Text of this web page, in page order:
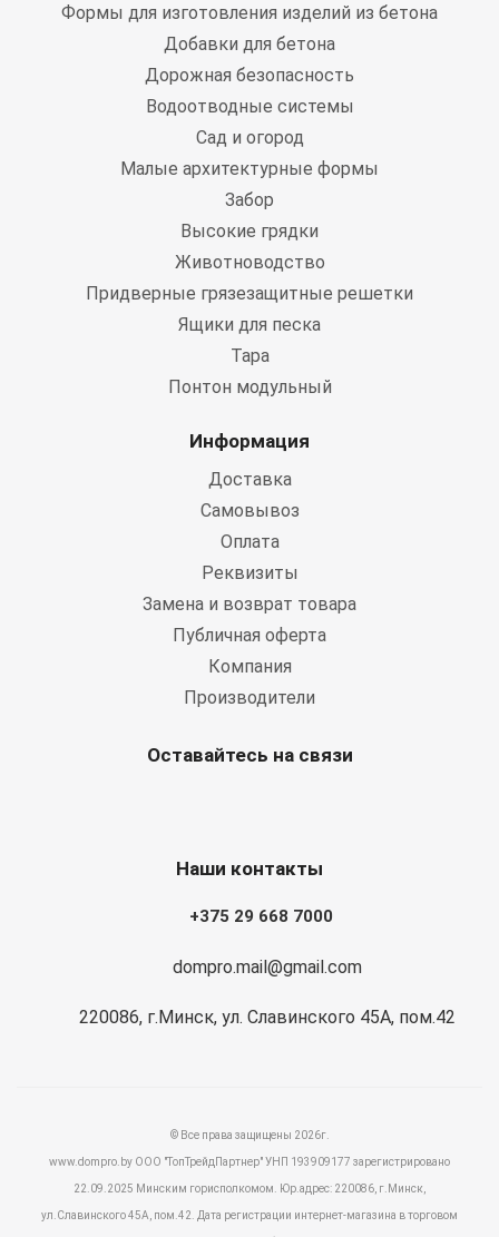
Формы для изготовления изделий из бетона
Добавки для бетона
Дорожная безопасность
Водоотводные системы
Сад и огород
Малые архитектурные формы
Забор
Высокие грядки
Животноводство
Придверные грязезащитные решетки
Ящики для песка
Тара
Понтон модульный
Информация
Доставка
Самовывоз
Оплата
Реквизиты
Замена и возврат товара
Публичная оферта
Компания
Производители
Оставайтесь на связи
Наши контакты
+375 29 668 7000
dompro.mail@gmail.com
220086, г.Минск, ул. Славинского 45А, пом.42
© Все права защищены 2026г.
www.dompro.by ООО "ТопТрейдПартнер" УНП 193909177 зарегистрировано
22.09.2025 Минским горисполкомом. Юр.адрес: 220086, г.Минск,
ул.Славинского 45А, пом.42. Дата регистрации интернет-магазина в торговом